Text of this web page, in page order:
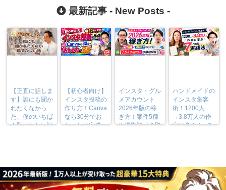
最新記事 - New Posts -
【正直に話しま
す】誰にも聞か
れたくなかっ
た、僕のいちば
ん恥ずかしい話
【初心者向け】
インスタ投稿の
作り方！Canva
なら30分でお
しゃれに完成
インスタ・グル
メアカウント
2026年版の稼
ぎ方！案件5種
や撮影許可の取
ハンドメイドの
インスタ集客
術！1200人
→3.8万人の作
家に学ぶ7つの